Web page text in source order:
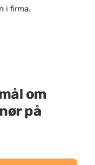
i firma.
om
på